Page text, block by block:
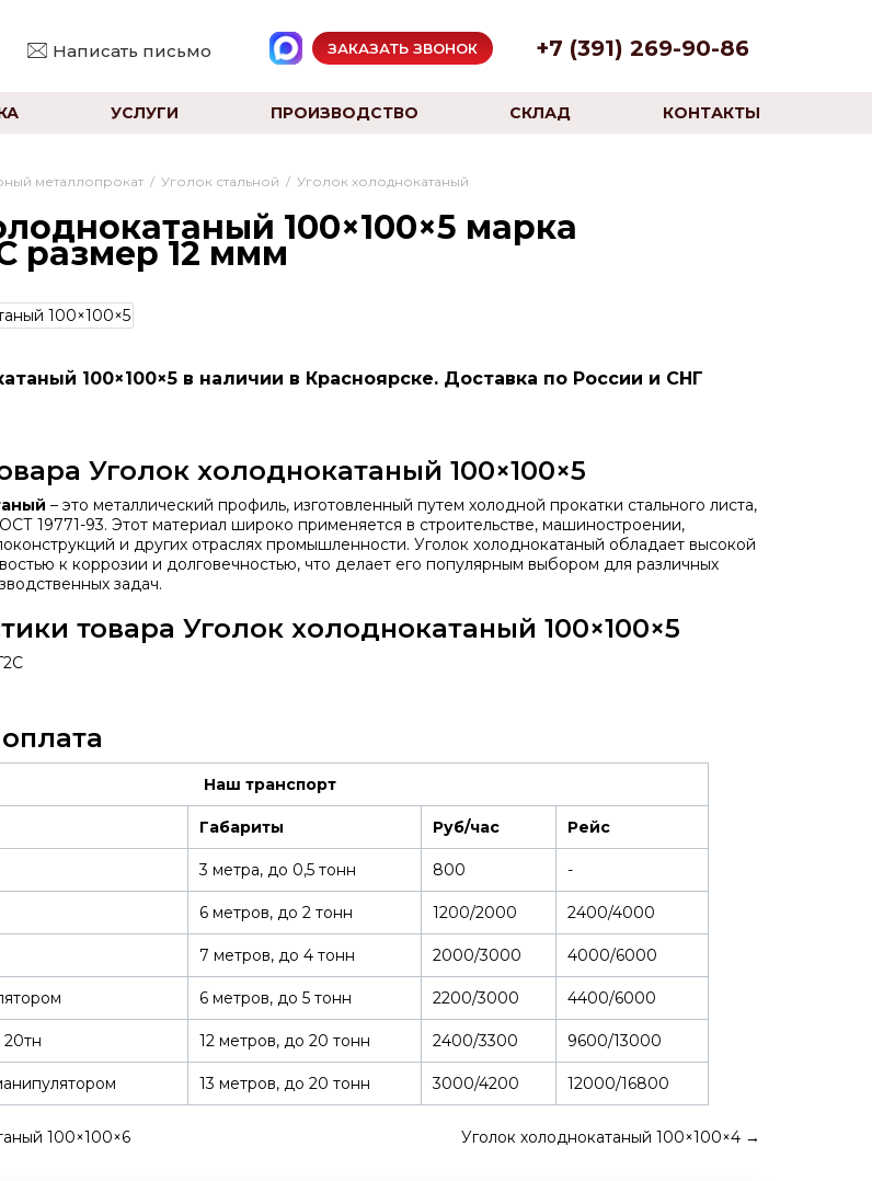
Написать письмо ЗАКАЗАТЬ ЗВОНОК +7 (391) 269-90-86
УСЛУГИ ПРОИЗВОДСТВО СКЛАД КОНТАКТЫ
металлопрокат / Уголок стальной / Уголок холоднокатаный
100×100×5 марка
размер 12 ммм
100×100×5 в наличии в Красноярске. Доставка по России и СНГ
Уголок холоднокатаный 100×100×5
– это металлический профиль, изготовленный путем холодной прокатки стального листа,
19771-93. Этот материал широко применяется в строительстве, машиностроении,
и других отраслях промышленности. Уголок холоднокатаный обладает высокой
к коррозии и долговечностью, что делает его популярным выбором для различных
задач.
товара Уголок холоднокатаный 100×100×5
Наш транспорт
Габариты Руб/час Рейс
3 метра, до 0,5 тонн 800 -
6 метров, до 2 тонн 1200/2000 2400/4000
7 метров, до 4 тонн 2000/3000 4000/6000
6 метров, до 5 тонн 2200/3000 4400/6000
12 метров, до 20 тонн 2400/3300 9600/13000
13 метров, до 20 тонн 3000/4200 12000/16800
100×100×6 Уголок холоднокатаный 100×100×4 →